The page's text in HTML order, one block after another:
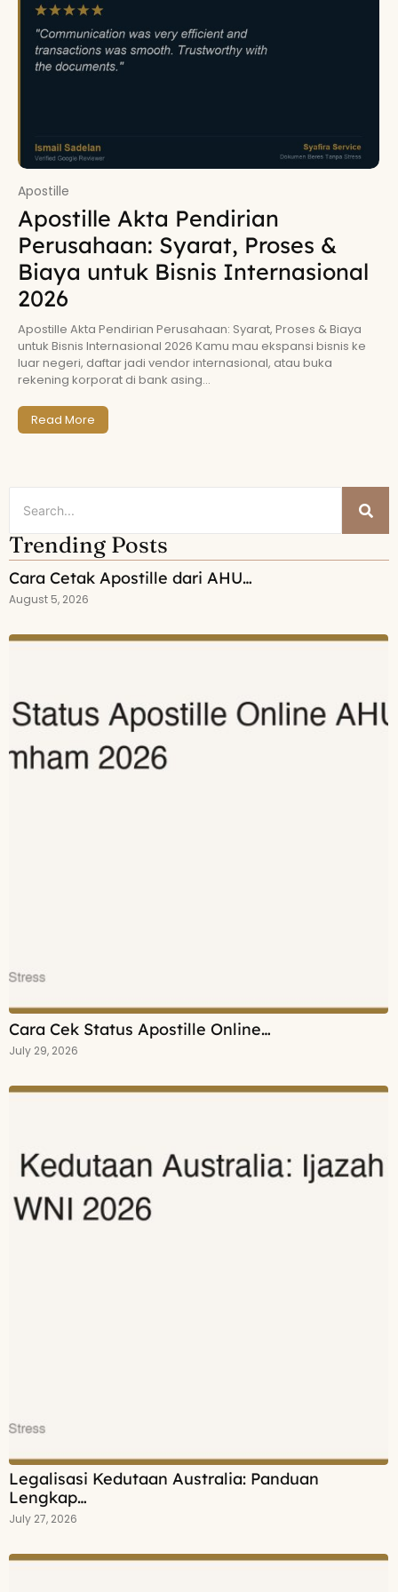
Apostille
Apostille Akta Pendirian
Perusahaan: Syarat, Proses &
Biaya untuk Bisnis Internasional
2026
Apostille Akta Pendirian Perusahaan: Syarat, Proses & Biaya
untuk Bisnis Internasional 2026 Kamu mau ekspansi bisnis ke
luar negeri, daftar jadi vendor internasional, atau buka
rekening korporat di bank asing...
Read More
Trending Posts
Cara Cetak Apostille dari AHU…
August 5, 2026
Cara Cek Status Apostille Online…
July 29, 2026
Legalisasi Kedutaan Australia: Panduan
Lengkap…
July 27, 2026